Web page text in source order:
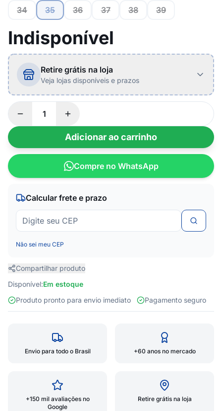
34 35 36 37 38 39
Indisponível
Retire grátis na loja
Veja lojas disponíveis e prazos
Adicionar ao carrinho
Compre no WhatsApp
Calcular frete e prazo
Não sei meu CEP
Compartilhar produto
Disponível:Em estoque
Produto pronto para envio imediato
Pagamento seguro
Envio para todo o Brasil +60 anos no mercado
+150 mil avaliações no
Google
Retire grátis na loja